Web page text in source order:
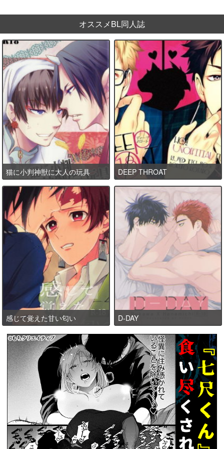
オススメBL同人誌
猫に小判神獣に大人の玩具 DEEP THROAT
感じて覚えた甘い匂い D-DAY